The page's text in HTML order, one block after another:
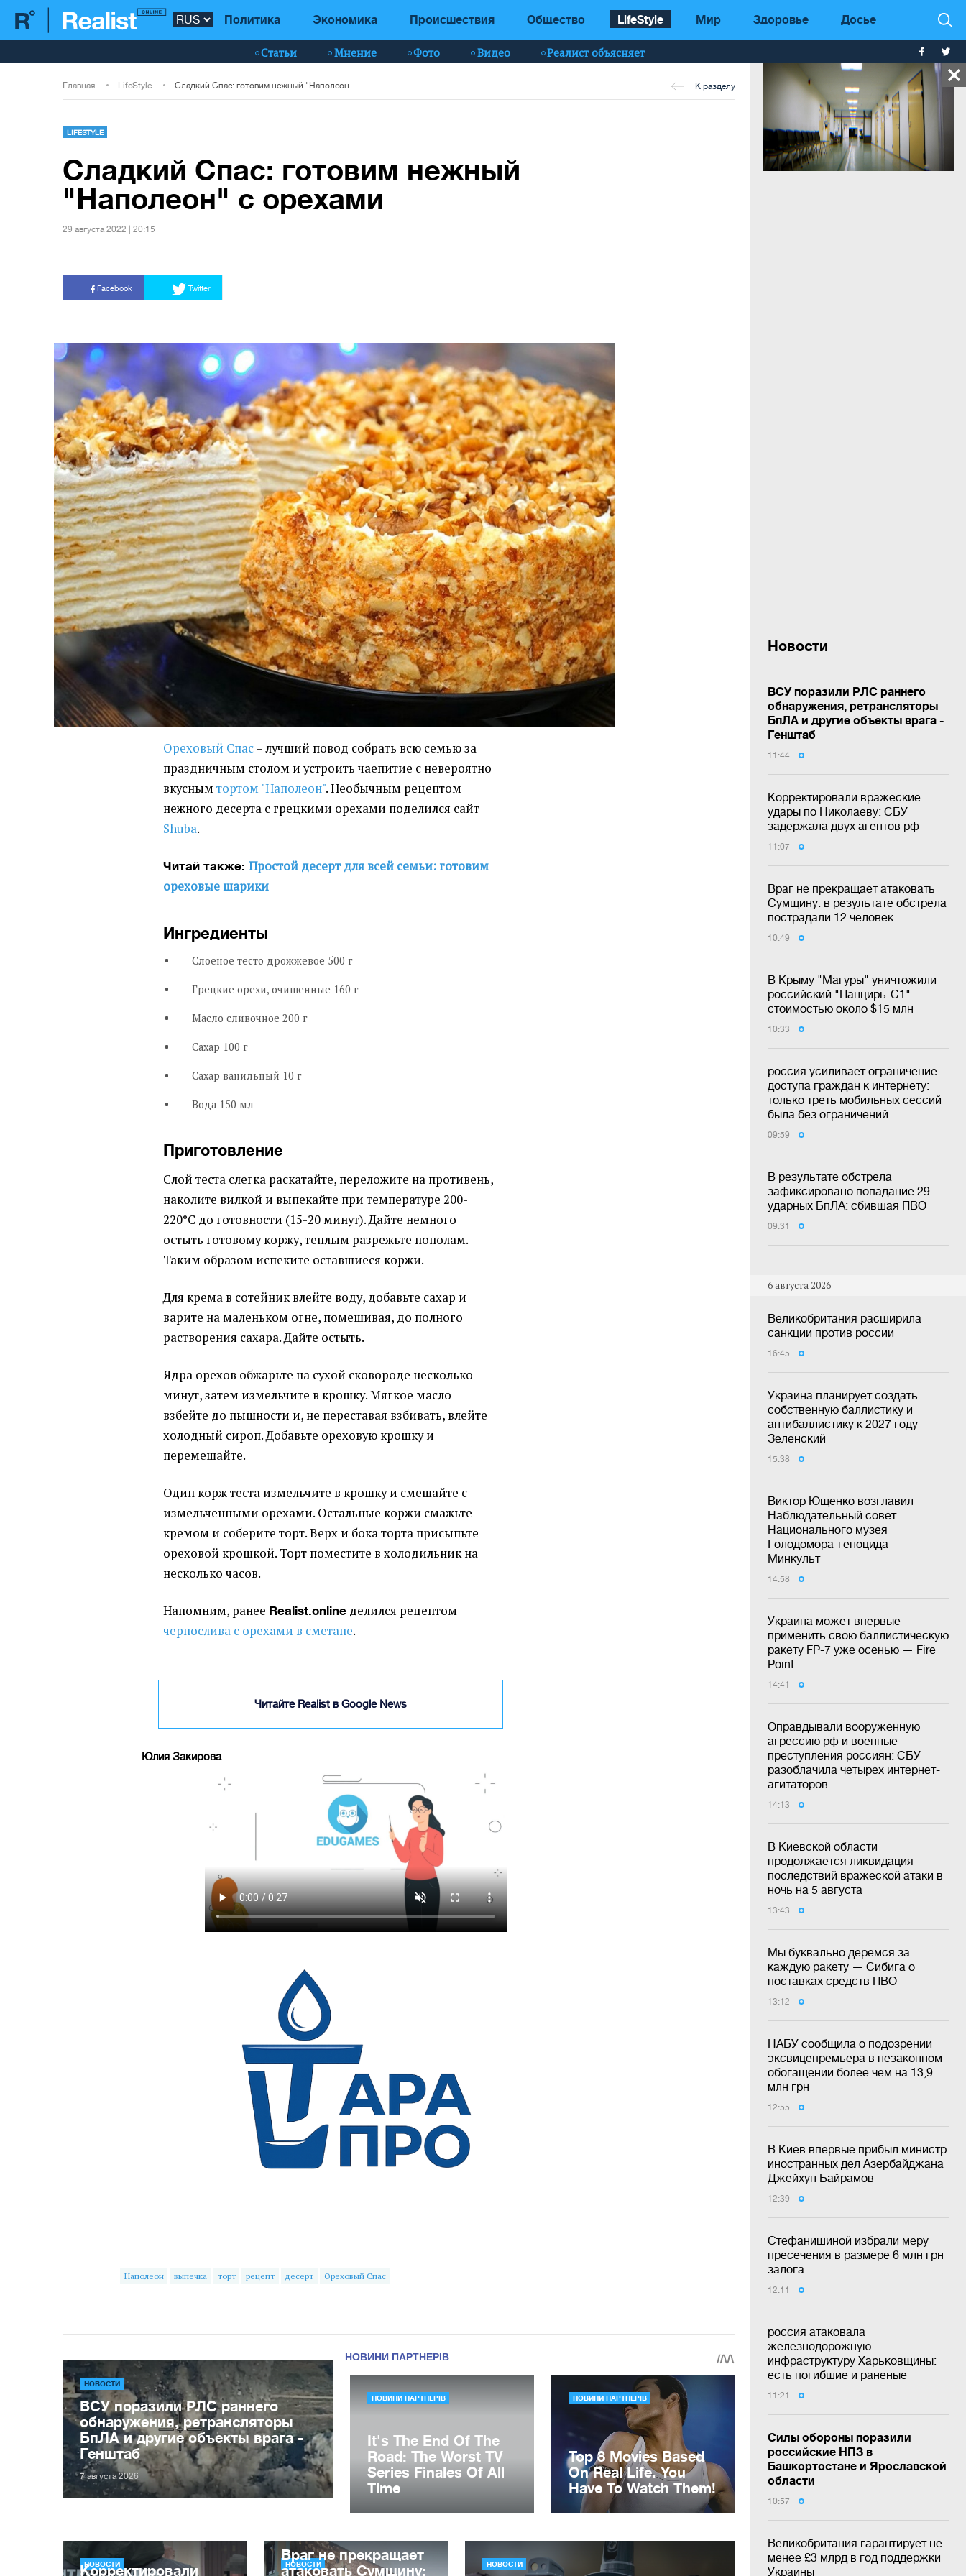
Политика Экономика Происшествия Общество LifeStyle Мир Здоровье Досье
Статьи Мнение Фото Видео Реалист объясняет
Новости
ВСУ поразили РЛС раннего
обнаружения, ретрансляторы
БпЛА и другие объекты врага -
Генштаб
11:44
Корректировали вражеские
удары по Николаеву: СБУ
задержала двух агентов рф
11:07
Враг не прекращает атаковать
Сумщину: в результате обстрела
пострадали 12 человек
10:49
В Крыму "Магуры" уничтожили
российский "Панцирь-С1"
стоимостью около $15 млн
10:33
россия усиливает ограничение
доступа граждан к интернету:
только треть мобильных сессий
была без ограничений
09:59
В результате обстрела
зафиксировано попадание 29
ударных БпЛА: сбившая ПВО
09:31
6 августа 2026
Великобритания расширила
санкции против россии
16:45
Украина планирует создать
собственную баллистику и
антибаллистику к 2027 году -
Зеленский
15:38
Виктор Ющенко возглавил
Наблюдательный совет
Национального музея
Голодомора-геноцида -
Минкульт
14:58
Украина может впервые
применить свою баллистическую
ракету FP-7 уже осенью — Fire
Point
14:41
Оправдывали вооруженную
агрессию рф и военные
преступления россиян: СБУ
разоблачила четырех интернет-
агитаторов
14:13
В Киевской области
продолжается ликвидация
последствий вражеской атаки в
ночь на 5 августа
13:43
Мы буквально деремся за
каждую ракету — Сибига о
поставках средств ПВО
13:12
НАБУ сообщила о подозрении
эксвицепремьера в незаконном
обогащении более чем на 13,9
млн грн
12:55
В Киев впервые прибыл министр
иностранных дел Азербайджана
Джейхун Байрамов
12:39
Стефанишиной избрали меру
пресечения в размере 6 млн грн
залога
12:11
россия атаковала
железнодорожную
инфраструктуру Харьковщины:
есть погибшие и раненые
11:21
Силы обороны поразили
российские НПЗ в
Башкортостане и Ярославской
области
10:57
Великобритания гарантирует не
менее £3 млрд в год поддержки
Украины
Главная LifeStyle К разделу
LIFESTYLE
Сладкий Спас: готовим нежный
"Наполеон" с орехами
29 августа 2022 | 20:15
Facebook Twitter
Ореховый Спас– лучший повод собрать всю семью за
праздничным столом и устроить чаепитие с невероятно
вкуснымтортом "Наполеон". Необычным рецептом
нежного десерта с грецкими орехами поделился сайт
Shuba.
Читай также:Простой десерт для всей семьи: готовим
ореховые шарики
Ингредиенты
Слоеное тесто дрожжевое 500 г
Грецкие орехи, очищенные 160 г
Масло сливочное 200 г
Сахар 100 г
Сахар ванильный 10 г
Вода 150 мл
Приготовление
Слой теста слегка раскатайте, переложите на противень,
наколите вилкой и выпекайте при температуре 200-
220°C до готовности (15-20 минут). Дайте немного
остыть готовому коржу, теплым разрежьте пополам.
Таким образом испеките оставшиеся коржи.
Для крема в сотейник влейте воду, добавьте сахар и
варите на маленьком огне, помешивая, до полного
растворения сахара. Дайте остыть.
Ядра орехов обжарьте на сухой сковороде несколько
минут, затем измельчите в крошку. Мягкое масло
взбейте до пышности и, не переставая взбивать, влейте
холодный сироп. Добавьте ореховую крошку и
перемешайте.
Один корж теста измельчите в крошку и смешайте с
измельченными орехами. Остальные коржи смажьте
кремом и соберите торт. Верх и бока торта присыпьте
ореховой крошкой. Торт поместите в холодильник на
несколько часов.
Напомним, ранее Realist.online делился рецептом
чернослива с орехами в сметане.
Читайте Realist в Google News
Юлия Закирова
Наполеон выпечка торт рецепт десерт Ореховый Спас
НОВОСТИ
ВСУ поразили РЛС раннего
обнаружения, ретрансляторы
БпЛА и другие объекты врага -
Генштаб
7 августа 2026
НОВОСТИ
Корректировали НОВОСТИ
Враг не прекращает
атаковать Сумщину:
НОВОСТИ